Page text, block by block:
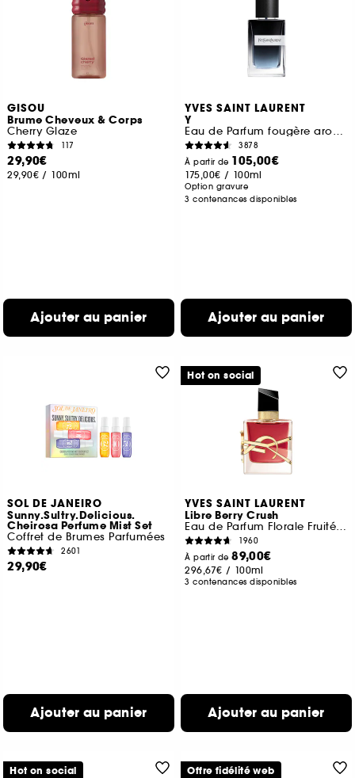
GISOU
Brume Cheveux & Corps
Cherry Glaze
117
29,90€
29,90€ / 100ml
Ajouter au panier
YVES SAINT LAURENT
Y
Eau de Parfum fougère aromatique rechargeable pour homme
3878
À partir de 105,00€
175,00€ / 100ml
Option gravure
3 contenances disponibles
Ajouter au panier
SOL DE JANEIRO
Sunny.Sultry.Delicious.
Cheirosa Perfume Mist Set
Coffret de Brumes Parfumées
2601
29,90€
Ajouter au panier
YVES SAINT LAURENT
Libre Berry Crush
Eau de Parfum Florale Fruitée pour femme
1960
À partir de89,00€
296,67€ / 100ml
3 contenances disponibles
Ajouter au panier
Hot on social
Hot on social Offre fidélité web